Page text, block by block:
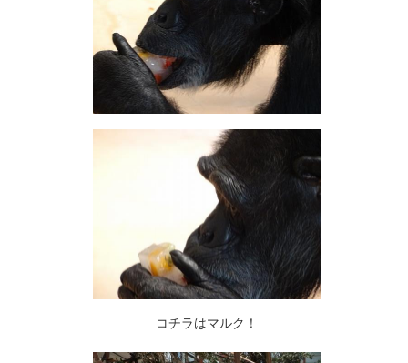
コチラはマルク！